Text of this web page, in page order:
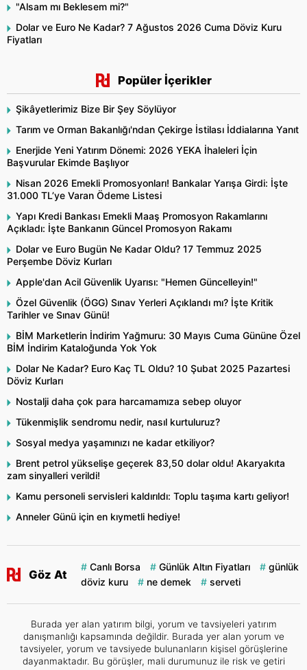
"Alsam mı Beklesem mi?"
Dolar ve Euro Ne Kadar? 7 Ağustos 2026 Cuma Döviz Kuru
Fiyatları
Popüler İçerikler
Şikâyetlerimiz Bize Bir Şey Söylüyor
Tarım ve Orman Bakanlığı'ndan Çekirge İstilası İddialarına Yanıt
Enerjide Yeni Yatırım Dönemi: 2026 YEKA İhaleleri İçin
Başvurular Ekimde Başlıyor
Nisan 2026 Emekli Promosyonları! Bankalar Yarışa Girdi: İşte
31.000 TL’ye Varan Ödeme Listesi
Yapı Kredi Bankası Emekli Maaş Promosyon Rakamlarını
Açıkladı: İşte Bankanın Güncel Promosyon Rakamı
Dolar ve Euro Bugün Ne Kadar Oldu? 17 Temmuz 2025
Perşembe Döviz Kurları
Apple'dan Acil Güvenlik Uyarısı: "Hemen Güncelleyin!"
Özel Güvenlik (ÖGG) Sınav Yerleri Açıklandı mı? İşte Kritik
Tarihler ve Sınav Günü!
BİM Marketlerin İndirim Yağmuru: 30 Mayıs Cuma Gününe Özel
BİM İndirim Kataloğunda Yok Yok
Dolar Ne Kadar? Euro Kaç TL Oldu? 10 Şubat 2025 Pazartesi
Döviz Kurları
Nostalji daha çok para harcamamıza sebep oluyor
Tükenmişlik sendromu nedir, nasıl kurtuluruz?
Sosyal medya yaşamınızı ne kadar etkiliyor?
Brent petrol yükselişe geçerek 83,50 dolar oldu! Akaryakıta
zam sinyalleri verildi!
Kamu personeli servisleri kaldırıldı: Toplu taşıma kartı geliyor!
Anneler Günü için en kıymetli hediye!
Göz At
Canlı Borsa Günlük Altın Fiyatları
günlük
döviz kuru
ne demek serveti
Burada yer alan yatırım bilgi, yorum ve tavsiyeleri yatırım
danışmanlığı kapsamında değildir. Burada yer alan yorum ve
tavsiyeler, yorum ve tavsiyede bulunanların kişisel görüşlerine
dayanmaktadır. Bu görüşler, mali durumunuz ile risk ve getiri